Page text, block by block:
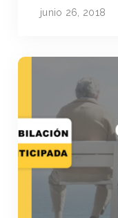
junio 26, 2018